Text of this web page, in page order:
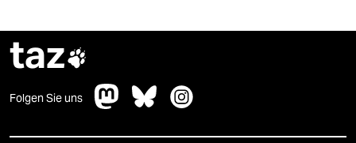
taz
Folgen Sie uns